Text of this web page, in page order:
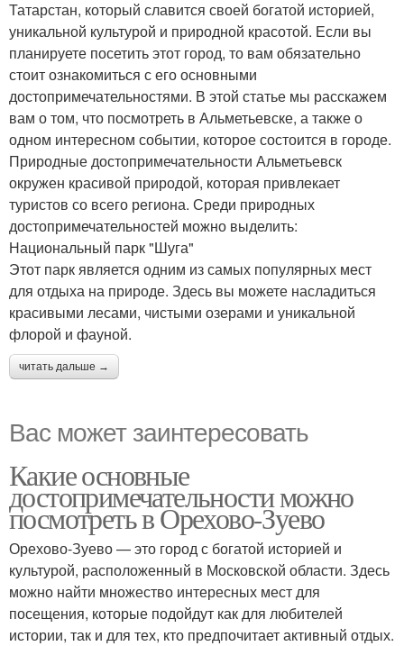
Татарстан, который славится своей богатой историей,
уникальной культурой и природной красотой. Если вы
планируете посетить этот город, то вам обязательно
стоит ознакомиться с его основными
достопримечательностями. В этой статье мы расскажем
вам о том, что посмотреть в Альметьевске, а также о
одном интересном событии, которое состоится в городе.
Природные достопримечательности Альметьевск
окружен красивой природой, которая привлекает
туристов со всего региона. Среди природных
достопримечательностей можно выделить:
Национальный парк "Шуга"
Этот парк является одним из самых популярных мест
для отдыха на природе. Здесь вы можете насладиться
красивыми лесами, чистыми озерами и уникальной
флорой и фауной.
читать дальше →
Вас может заинтересовать
Какие основные
достопримечательности можно
посмотреть в Орехово-Зуево
Орехово-Зуево — это город с богатой историей и
культурой, расположенный в Московской области. Здесь
можно найти множество интересных мест для
посещения, которые подойдут как для любителей
истории, так и для тех, кто предпочитает активный отдых.